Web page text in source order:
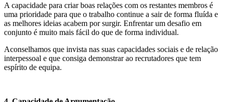
A capacidade para criar boas relações com os restantes membros é
uma prioridade para que o trabalho continue a sair de forma fluída e
as melhores ideias acabem por surgir. Enfrentar um desafio em
conjunto é muito mais fácil do que de forma individual.
Aconselhamos que invista nas suas capacidades sociais e de relação
interpessoal e que consiga demonstrar ao recrutadores que tem
espírito de equipa.